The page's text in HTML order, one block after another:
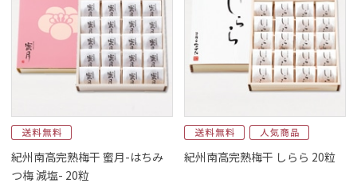
紀州南高完熟梅干 蜜月-はちみ
つ梅 減塩- 20粒
紀州南高完熟梅干 しらら 20粒